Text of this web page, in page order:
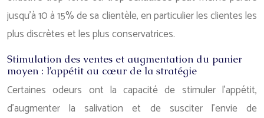
jusqu’à 10 à 15% de sa clientèle, en particulier les clientes les
plus discrètes et les plus conservatrices.
Stimulation des ventes et augmentation du panier
moyen : l’appétit au cœur de la stratégie
Certaines odeurs ont la capacité de stimuler l’appétit,
d’augmenter la salivation et de susciter l’envie de